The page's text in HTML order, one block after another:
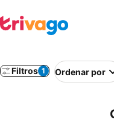
Filtros 1 Ordenar por